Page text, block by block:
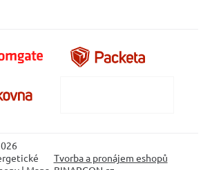
Tvorba a pronájem eshopů